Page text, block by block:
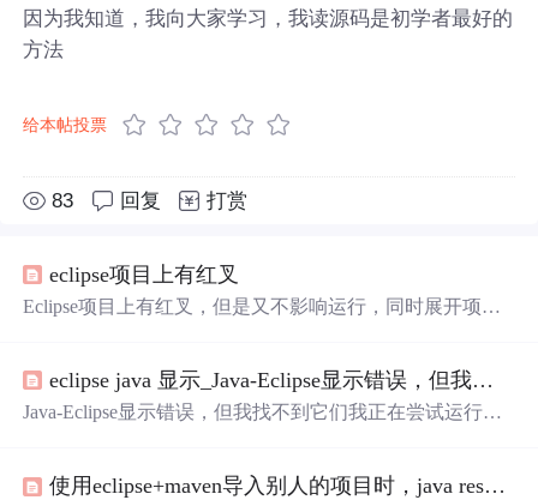
因为我知道，我向大家学习，我读源码是初学者最好的
方法
给本帖投票
83 回复 打赏
eclipse项目上有红叉
Eclipse项目上有红叉，但是又不影响运行，同时展开项目
中的各个依赖jar及library是否有warning的标志，若有，处
理之； 2.project->clean工程； 3.window->preference->java-
eclipse java 显示_Java-Eclipse显示错误，但我找不到它们
Java-Eclipse显示错误，但我找不到它们我正在尝试运行我
va，但这没有用提前致谢11个解决方案116 votes看一眼Win
使用eclipse+maven导入别人的项目时，java resources有红叉错误